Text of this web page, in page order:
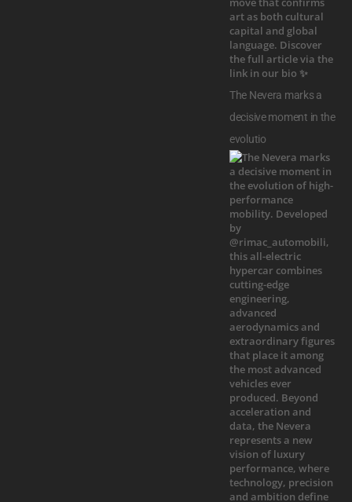
The Nevera marks a
decisive moment in the
evolutio